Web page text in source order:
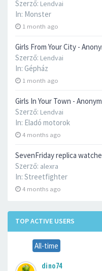
Szerző: Lendvai
In: Monster
1 month ago
Girls From Your City -
Szerző: Lendvai
In: Gépház
1 month ago
Girls In Your Town -
Szerző: Lendvai
In: Eladó motorok
4 months ago
SevenFriday replica
Szerző: alexra
In: Streetfighter
4 months ago
TOP ACTIVE USERS
All-time
dino74